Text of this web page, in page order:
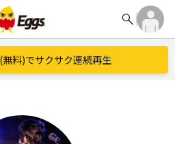
search
料)でサクサク連続再生